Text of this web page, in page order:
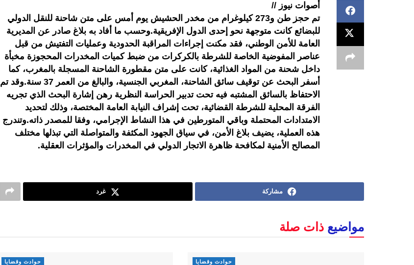
أصوات نيوز //
تم حجز طن و273 كيلوغرام من مخدر الحشيش يوم أمس على متن شاحنة للنقل الدولي
للبضائع كانت متوجهة نحو إحدى الدول الإفريقية.وحسب ما أفاد به بلاغ صادر عن المديرية
العامة للأمن الوطني، فقد مكنت إجراءات المراقبة الحدودية وعمليات التفتيش من قبل
عناصر المفوضية الخاصة للشرطة بالكركرات من ضبط كميات المخدرات المحجوزة مخبأة
داخل شحنة من المواد الغذائية، كانت على متن مقطورة الشاحنة المسجلة بالمغرب، كما
أسفر البحث عن توقيف سائق الشاحنة، المغربي الجنسية، والبالغ من العمر 37 سنة.وقد تم
الاحتفاظ بالسائق المشتبه فيه تحت تدبير الحراسة النظرية رهن إشارة البحث الذي تجريه
الفرقة المحلية للشرطة القضائية، تحت إشراف النيابة العامة المختصة، وذلك لتحديد
الامتدادات المحتملة وباقي المتورطين في هذا النشاط الإجرامي، وفقا للمصدر ذاته.وتندرج
هذه العملية، يضيف بلاغ الأمن، في سياق الجهود المكثفة والمتواصلة التي تبذلها مختلف
المصالح الأمنية لمكافحة ظاهرة الاتجار الدولي في المخدرات والمؤثرات العقلية.
مشاركة غرد
مواضيع ذات صلة
حوادث وقضايا حوادث وقضايا